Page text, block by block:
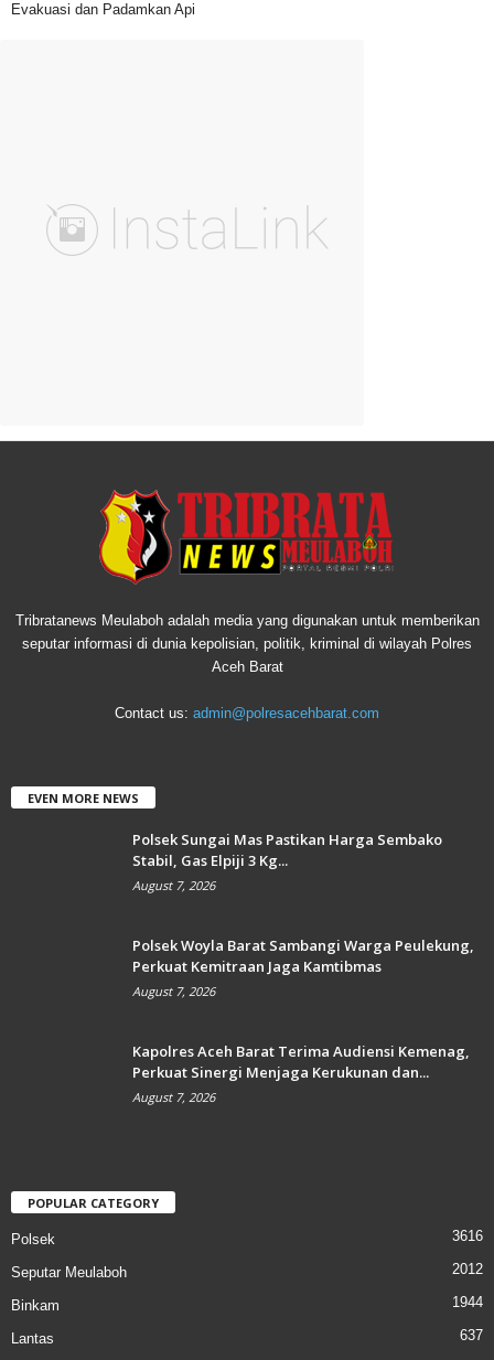
Evakuasi dan Padamkan Api
Tribratanews Meulaboh adalah media yang digunakan untuk memberikan
seputar informasi di dunia kepolisian, politik, kriminal di wilayah Polres
Aceh Barat
Contact us: admin@polresacehbarat.com
EVEN MORE NEWS
Polsek Sungai Mas Pastikan Harga Sembako
Stabil, Gas Elpiji 3 Kg...
August 7, 2026
Polsek Woyla Barat Sambangi Warga Peulekung,
Perkuat Kemitraan Jaga Kamtibmas
August 7, 2026
Kapolres Aceh Barat Terima Audiensi Kemenag,
Perkuat Sinergi Menjaga Kerukunan dan...
August 7, 2026
POPULAR CATEGORY
Polsek 3616
Seputar Meulaboh 2012
Binkam 1944
Lantas
637